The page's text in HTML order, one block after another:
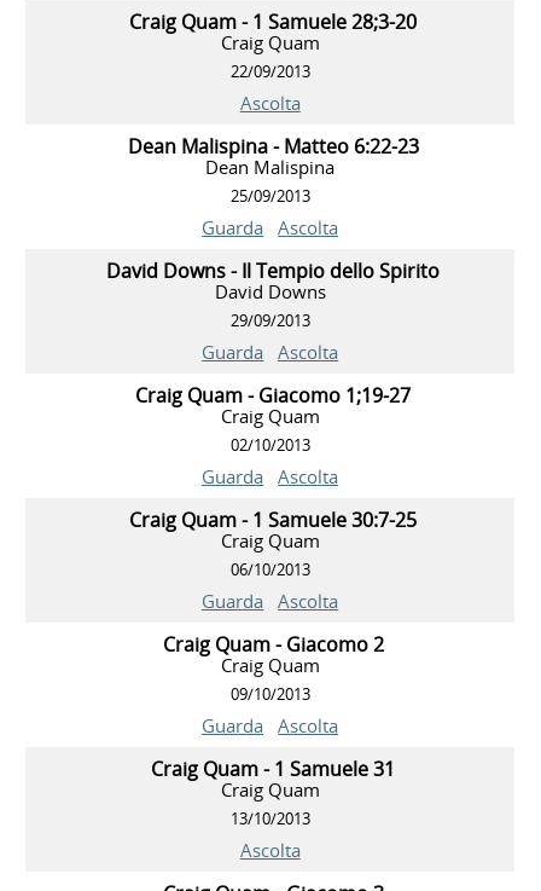
Craig Quam - 1 Samuele 28;3-20
Craig Quam
22/09/2013
Ascolta
Dean Malispina - Matteo 6:22-23
Dean Malispina
25/09/2013
Guarda Ascolta
David Downs - Il Tempio dello Spirito
David Downs
29/09/2013
Guarda Ascolta
Craig Quam - Giacomo 1;19-27
Craig Quam
02/10/2013
Guarda Ascolta
Craig Quam - 1 Samuele 30:7-25
Craig Quam
06/10/2013
Guarda Ascolta
Craig Quam - Giacomo 2
Craig Quam
09/10/2013
Guarda Ascolta
Craig Quam - 1 Samuele 31
Craig Quam
13/10/2013
Ascolta